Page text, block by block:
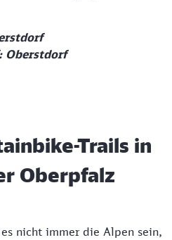
Oberstdorf
Trails in
Oberpfalz
nicht immer die Alpen sein,